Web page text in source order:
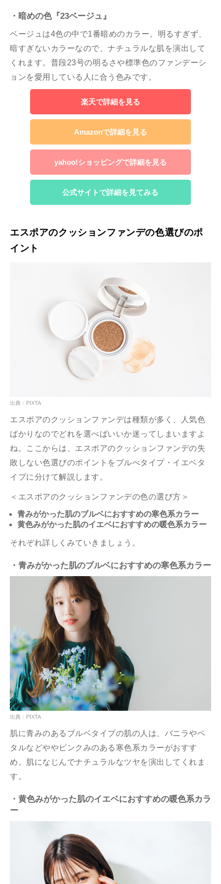
・暗めの色『23ベージュ』
ベージュは4色の中で1番暗めのカラー。明るすぎず、
暗すぎないカラーなので、ナチュラルな肌を演出して
くれます。普段23号の明るさや標準色のファンデーシ
ョンを愛用している人に合う色みです。
楽天で詳細を見る
Amazonで詳細を見る
yahoo!ショッピングで詳細を見る
公式サイトで詳細を見てみる
エスポアのクッションファンデの色選びのポ
イント
出典：PIXTA
エスポアのクッションファンデは種類が多く、人気色
ばかりなのでどれを選べばいいか迷ってしまいますよ
ね。ここからは、エスポアのクッションファンデの失
敗しない色選びのポイントをブルべタイプ・イエベタ
イプに分けて解説します。
＜エスポアのクッションファンデの色の選び方＞
青みがかった肌のブルベにおすすめの寒色系カラー
黄色みがかった肌のイエベにおすすめの暖色系カラー
それぞれ詳しくみていきましょう。
・青みがかった肌のブルベにおすすめの寒色系カラー
出典：PIXTA
肌に青みのあるブルベタイプの肌の人は、バニラやペ
タルなどややピンクみのある寒色系カラーがおすす
め。肌になじんでナチュラルなツヤを演出してくれま
す。
・黄色みがかった肌のイエベにおすすめの暖色系カラ
ー